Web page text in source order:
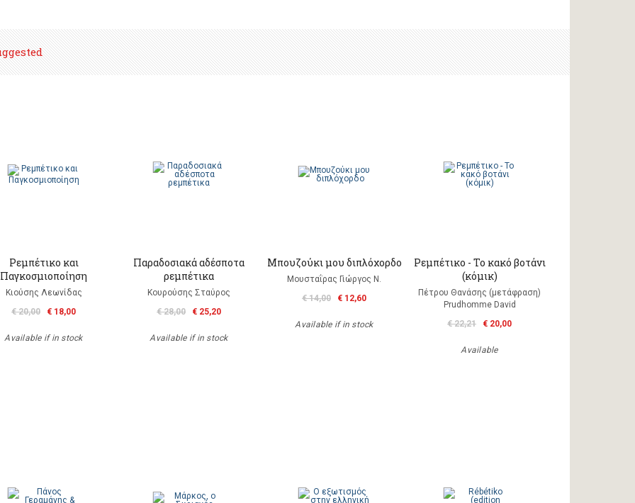
Ρεμπέτικο και
Παγκοσμιοποίηση
Κιούσης Λεωνίδας
€ 20,00
€ 18,00
Available if in stock
Παραδοσιακά αδέσποτα
ρεμπέτικα
Κουρούσης Σταύρος
€ 28,00
€ 25,20
Available if in stock
Μπουζούκι μου διπλόχορδο
Μουσταΐρας Γιώργος Ν.
€ 14,00
€ 12,60
Available if in stock
Ρεμπέτικο - Το κακό βοτάνι
(κόμικ)
Πέτρου Θανάσης (μετάφραση)
Prudhomme David
€ 22,21
€ 20,00
Available